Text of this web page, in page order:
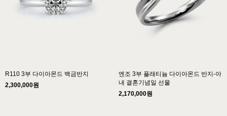
R110 3부 다이아몬드 백금반지
2,300,000원
엔조 3부 플래티늄 다이아몬드 반지-아
내 결혼기념일 선물
2,170,000원